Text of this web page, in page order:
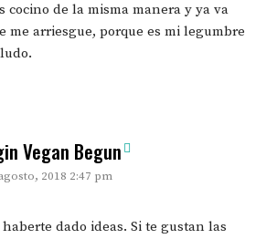
cocino de la misma manera y ya va
me arriesgue, porque es mi legumbre
Vegan Begun
2018 2:47 pm
dado ideas. Si te gustan las